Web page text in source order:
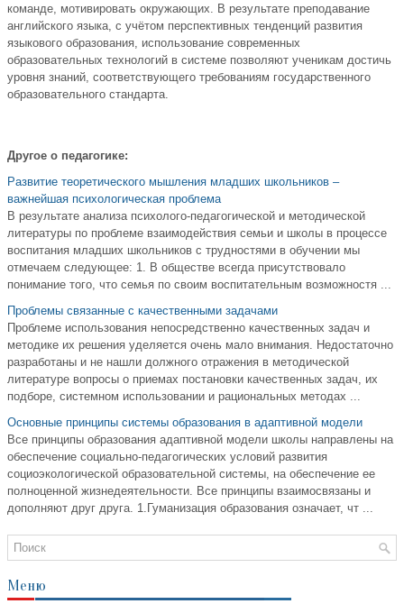
команде, мотивировать окружающих. В результате преподавание
английского языка, с учётом перспективных тенденций развития
языкового образования, использование современных
образовательных технологий в системе позволяют ученикам достичь
уровня знаний, соответствующего требованиям государственного
образовательного стандарта.
Другое о педагогике:
Развитие теоретического мышления младших школьников –
важнейшая психологическая проблема
В результате анализа психолого-педагогической и методической
литературы по проблеме взаимодействия семьи и школы в процессе
воспитания младших школьников с трудностями в обучении мы
отмечаем следующее: 1. В обществе всегда присутствовало
понимание того, что семья по своим воспитательным возможностя ...
Проблемы связанные с качественными задачами
Проблеме использования непосредственно качественных задач и
методике их решения уделяется очень мало внимания. Недостаточно
разработаны и не нашли должного отражения в методической
литературе вопросы о приемах постановки качественных задач, их
подборе, системном использовании и рациональных методах ...
Основные принципы системы образования в адаптивной модели
Все принципы образования адаптивной модели школы направлены на
обеспечение социально-педагогических условий развития
социоэкологической образовательной системы, на обеспечение ее
полноценной жизнедеятельности. Все принципы взаимосвязаны и
дополняют друг друга. 1.Гуманизация образования означает, чт ...
Меню